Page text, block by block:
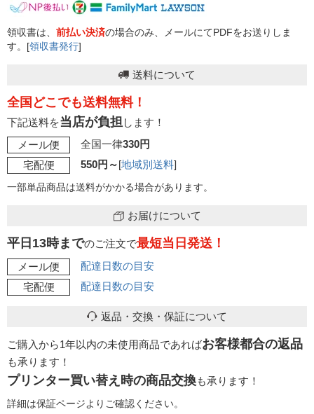
領収書は、 前払い決済の場合のみ、メールにてPDFをお送りしま
す。[領収書発行]
送料について
全国どこでも送料無料！
下記送料を当店が負担 します！
メール便
全国一律330円
宅配便
550円～ [地域別送料]
一部単品商品は送料がかかる場合があります。
お届けについて
平日13時までのご注文で最短当日発送！
メール便
配達日数の目安
宅配便
配達日数の目安
返品・交換・保証について
ご購入から1年以内の未使用商品であればお客様都合の返品
も承ります！
プリンター買い替え時の商品交換も承ります！
詳細は保証ページよりご確認ください。